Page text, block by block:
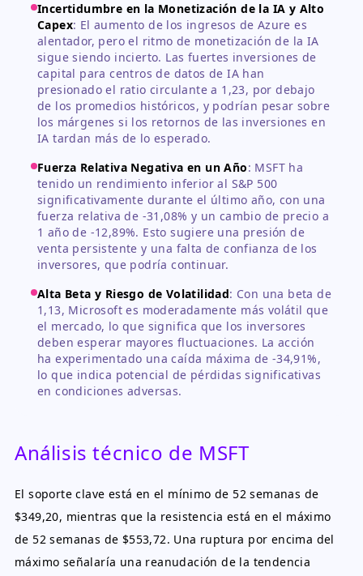
Incertidumbre en la Monetización de la IA y Alto
Capex: El aumento de los ingresos de Azure es
alentador, pero el ritmo de monetización de la IA
sigue siendo incierto. Las fuertes inversiones de
capital para centros de datos de IA han
presionado el ratio circulante a 1,23, por debajo
de los promedios históricos, y podrían pesar sobre
los márgenes si los retornos de las inversiones en
IA tardan más de lo esperado.
Fuerza Relativa Negativa en un Año: MSFT ha
tenido un rendimiento inferior al S&P 500
significativamente durante el último año, con una
fuerza relativa de -31,08% y un cambio de precio a
1 año de -12,89%. Esto sugiere una presión de
venta persistente y una falta de confianza de los
inversores, que podría continuar.
Alta Beta y Riesgo de Volatilidad: Con una beta de
1,13, Microsoft es moderadamente más volátil que
el mercado, lo que significa que los inversores
deben esperar mayores fluctuaciones. La acción
ha experimentado una caída máxima de -34,91%,
lo que indica potencial de pérdidas significativas
en condiciones adversas.
Análisis técnico de MSFT
El soporte clave está en el mínimo de 52 semanas de
$349,20, mientras que la resistencia está en el máximo
de 52 semanas de $553,72. Una ruptura por encima del
máximo señalaría una reanudación de la tendencia